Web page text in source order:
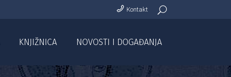
Kontakt
KNJIŽNICA NOVOSTI I DOGAĐANJA